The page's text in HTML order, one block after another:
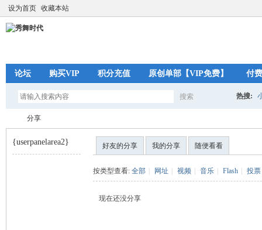
设为首页 收藏本站
论坛 购买VIP 积分充值 原创单部【VIP免费】 付
搜索 热搜:
分享
{userpanelarea2} 好友的分享 我的分享 随便看看
按类型查看: 全部 网址 视频 音乐 Flash 投票
现在还没分享